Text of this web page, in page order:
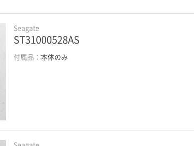
Seagate
ST31000528AS
付属品：本体のみ